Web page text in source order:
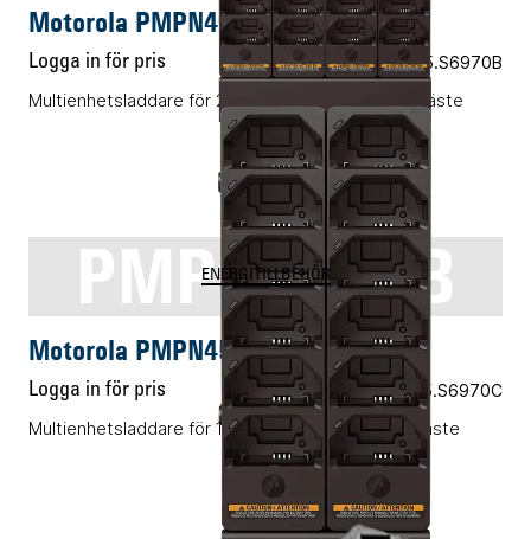
Motorola PMPN4554A
Logga in för pris Vårt art.nr 05.S6970B
Multienhetsladdare för 24 st batterier med väggfäste
PMPN4544B
ENERGITILLBEHÖR
Motorola PMPN4544B
Logga in för pris Vårt art.nr 05.S6970C
Multienhetsladdare för 12 st batterier med väggfäste